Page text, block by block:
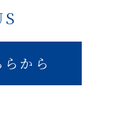
から